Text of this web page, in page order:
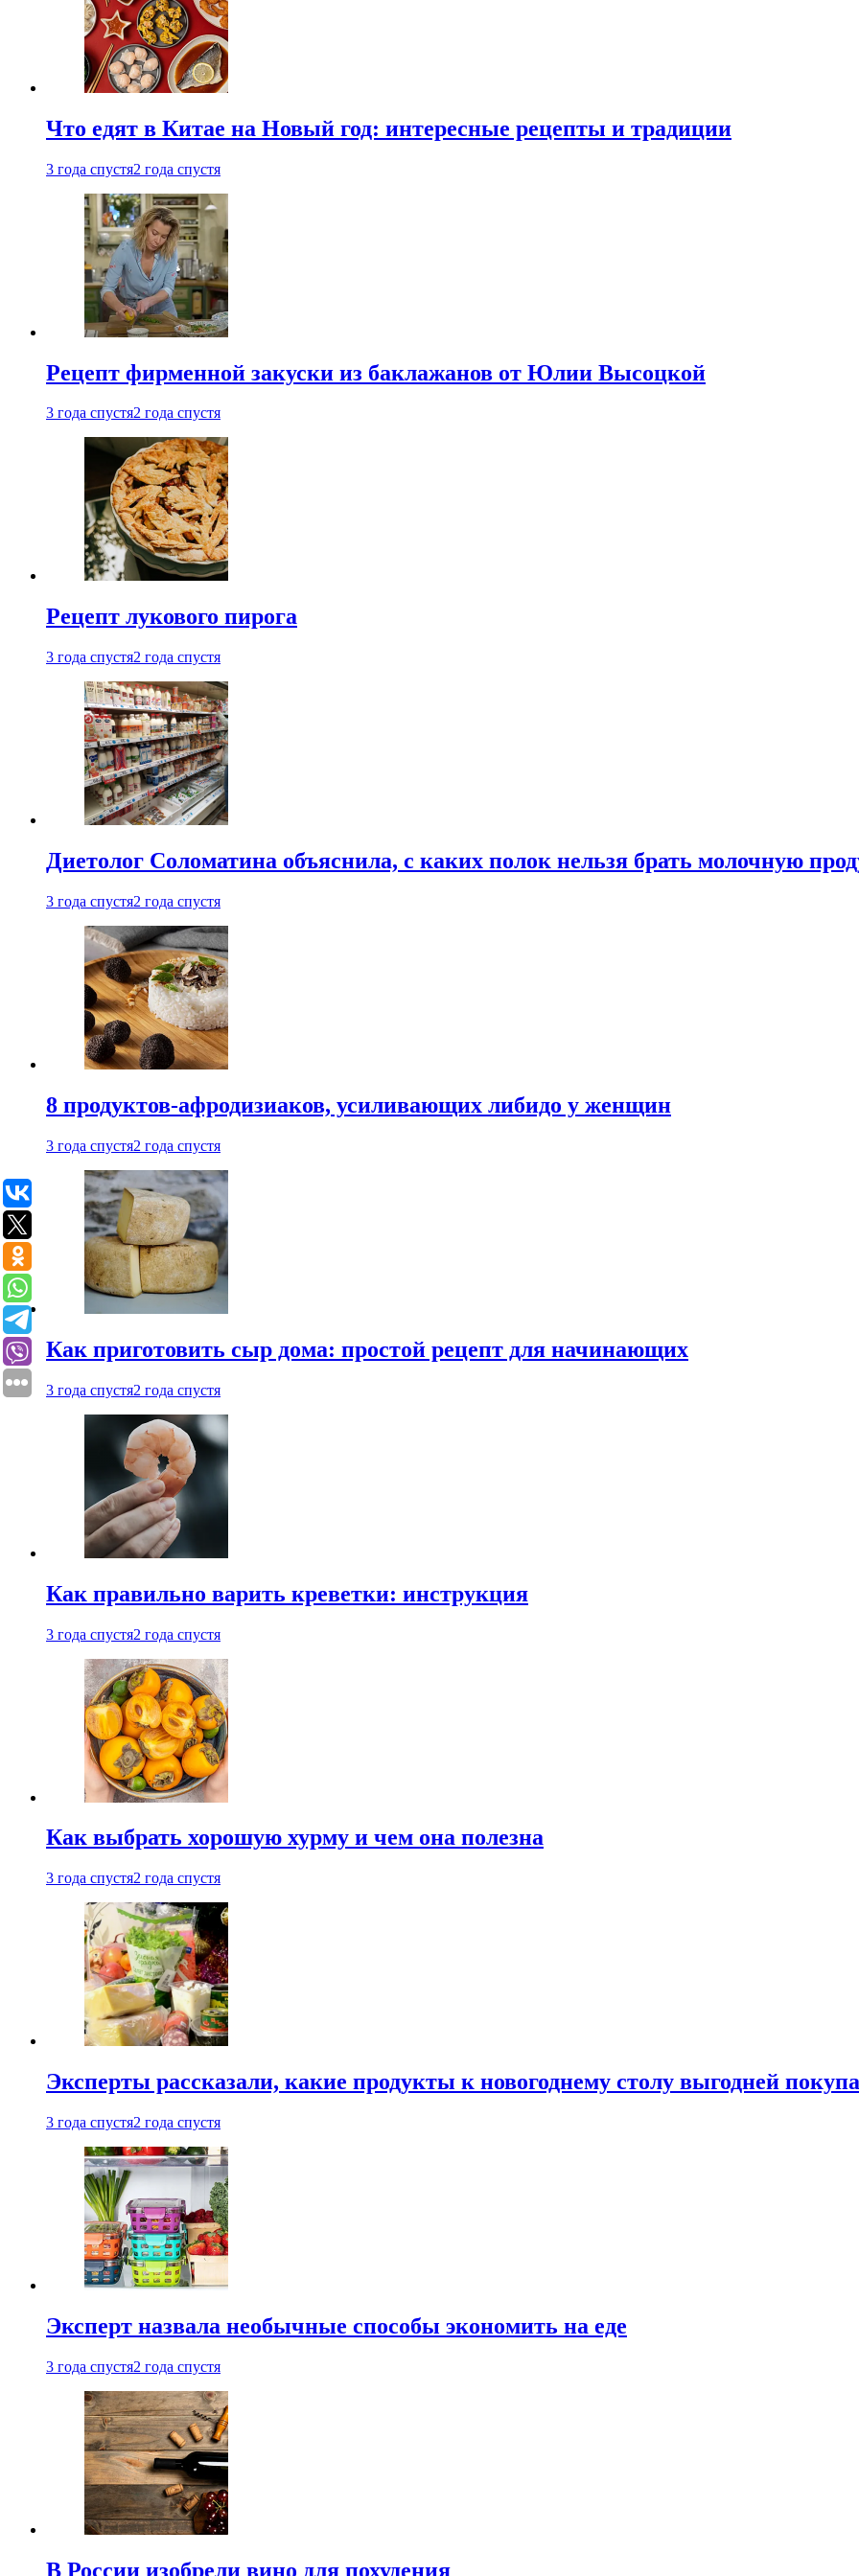
Что едят в Китае на Новый год: интересные рецепты и традиции
3 года спустя2 года спустя
Рецепт фирменной закуски из баклажанов от Юлии Высоцкой
3 года спустя2 года спустя
Рецепт лукового пирога
3 года спустя2 года спустя
Диетолог Соломатина объяснила, с каких полок нельзя брать молочную
3 года спустя2 года спустя
8 продуктов-афродизиаков, усиливающих либидо у женщин
3 года спустя2 года спустя
Как приготовить сыр дома: простой рецепт для начинающих
3 года спустя2 года спустя
Как правильно варить креветки: инструкция
3 года спустя2 года спустя
Как выбрать хорошую хурму и чем она полезна
3 года спустя2 года спустя
Эксперты рассказали, какие продукты к новогоднему столу выгодней
3 года спустя2 года спустя
Эксперт назвала необычные способы экономить на еде
3 года спустя2 года спустя
В России изобрели вино для похудения